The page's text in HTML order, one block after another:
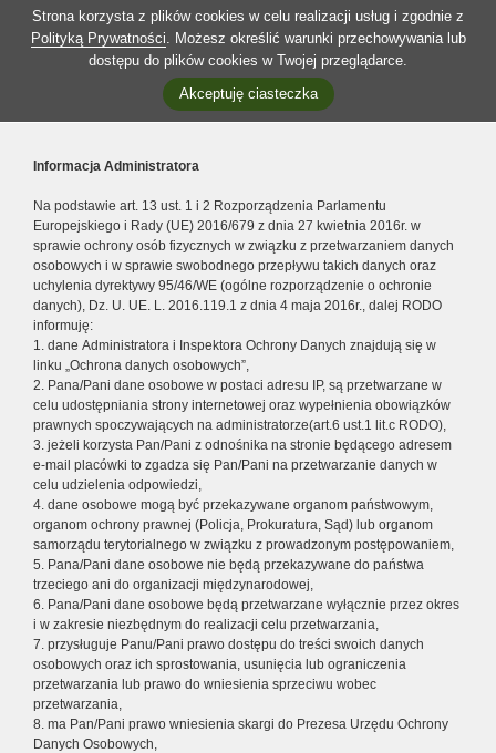
Strona korzysta z plików cookies w celu realizacji usług i zgodnie z
Polityką Prywatności. Możesz określić warunki przechowywania lub
dostępu do plików cookies w Twojej przeglądarce.
Akceptuję ciasteczka
Informacja Administratora
Na podstawie art. 13 ust. 1 i 2 Rozporządzenia Parlamentu
Europejskiego i Rady (UE) 2016/679 z dnia 27 kwietnia 2016r. w
sprawie ochrony osób fizycznych w związku z przetwarzaniem danych
osobowych i w sprawie swobodnego przepływu takich danych oraz
uchylenia dyrektywy 95/46/WE (ogólne rozporządzenie o ochronie
danych), Dz. U. UE. L. 2016.119.1 z dnia 4 maja 2016r., dalej RODO
informuję:
1. dane Administratora i Inspektora Ochrony Danych znajdują się w
linku „Ochrona danych osobowych”,
2. Pana/Pani dane osobowe w postaci adresu IP, są przetwarzane w
celu udostępniania strony internetowej oraz wypełnienia obowiązków
prawnych spoczywających na administratorze(art.6 ust.1 lit.c RODO),
3. jeżeli korzysta Pan/Pani z odnośnika na stronie będącego adresem
e-mail placówki to zgadza się Pan/Pani na przetwarzanie danych w
celu udzielenia odpowiedzi,
4. dane osobowe mogą być przekazywane organom państwowym,
organom ochrony prawnej (Policja, Prokuratura, Sąd) lub organom
samorządu terytorialnego w związku z prowadzonym postępowaniem,
5. Pana/Pani dane osobowe nie będą przekazywane do państwa
trzeciego ani do organizacji międzynarodowej,
6. Pana/Pani dane osobowe będą przetwarzane wyłącznie przez okres
i w zakresie niezbędnym do realizacji celu przetwarzania,
7. przysługuje Panu/Pani prawo dostępu do treści swoich danych
osobowych oraz ich sprostowania, usunięcia lub ograniczenia
przetwarzania lub prawo do wniesienia sprzeciwu wobec
przetwarzania,
8. ma Pan/Pani prawo wniesienia skargi do Prezesa Urzędu Ochrony
Danych Osobowych,